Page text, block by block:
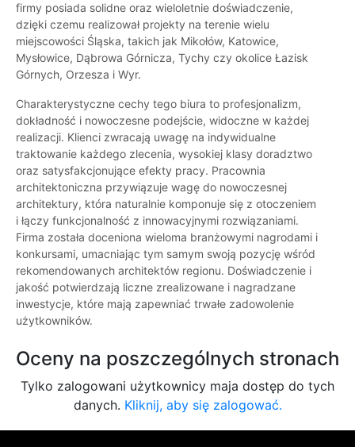
firmy posiada solidne oraz wieloletnie doświadczenie,
dzięki czemu realizował projekty na terenie wielu
miejscowości Śląska, takich jak Mikołów, Katowice,
Mysłowice, Dąbrowa Górnicza, Tychy czy okolice Łazisk
Górnych, Orzesza i Wyr.
Charakterystyczne cechy tego biura to profesjonalizm,
dokładność i nowoczesne podejście, widoczne w każdej
realizacji. Klienci zwracają uwagę na indywidualne
traktowanie każdego zlecenia, wysokiej klasy doradztwo
oraz satysfakcjonujące efekty pracy. Pracownia
architektoniczna przywiązuje wagę do nowoczesnej
architektury, która naturalnie komponuje się z otoczeniem
i łączy funkcjonalność z innowacyjnymi rozwiązaniami.
Firma została doceniona wieloma branżowymi nagrodami i
konkursami, umacniając tym samym swoją pozycję wśród
rekomendowanych architektów regionu. Doświadczenie i
jakość potwierdzają liczne zrealizowane i nagradzane
inwestycje, które mają zapewniać trwałe zadowolenie
użytkowników.
Oceny na poszczególnych stronach
Tylko zalogowani użytkownicy maja dostęp do tych
danych. Kliknij, aby się zalogować.